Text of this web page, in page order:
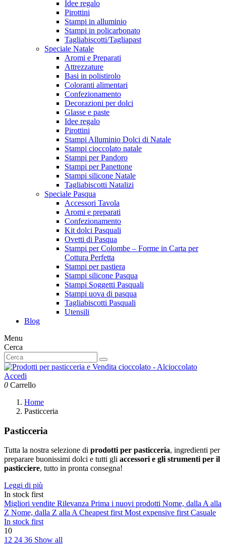
Idee regalo
Pirottini
Stampi in alluminio
Stampi in policarbonato
Tagliabiscotti/Tagliapast
Speciale Natale
Aromi e Preparati
Attrezzature
Basi in polistirolo
Coloranti alimentari
Confezionamento
Decorazioni per dolci
Glasse e paste
Idee regalo
Pirottini
Stampi Alluminio Dolci di Natale
Stampi cioccolato natale
Stampi per Pandoro
Stampi per Panettone
Stampi silicone Natale
Tagliabiscotti Natalizi
Speciale Pasqua
Accessori Tavola
Aromi e preparati
Confezionamento
Kit dolci Pasquali
Ovetti di Pasqua
Stampi per Colombe – Forme in Carta per
Cottura Perfetta
Stampi per pastiera
Stampi silicone Pasqua
Stampi Soggetti Pasquali
Stampi uova di pasqua
Tagliabiscotti Pasquali
Utensili
Blog
Menu
Cerca
Accedi
0 Carrello
Home
Pasticceria
Pasticceria
Tutta la nostra selezione di prodotti per pasticceria, ingredienti per
preparare buonissimi dolci e tutti gli accessori e gli strumenti per il
pasticciere, tutto in pronta consegna!
Leggi di più
In stock first
Migliori vendite Rilevanza Prima i nuovi prodotti Nome, dalla A alla
Z Nome, dalla Z alla ACheapest firstMost expensive firstCasuale
In stock first
10
12 24 36 Show all